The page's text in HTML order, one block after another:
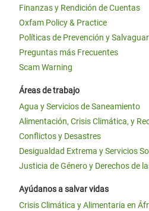
Finanzas y Rendición de Cuentas
Oxfam Policy & Practice
Políticas de Prevención y
Preguntas más Frecuentes
Scam Warning
Áreas de trabajo
Agua y Servicios de Saneamiento
Alimentación, Crisis Climática, y
Conflictos y Desastres
Desigualdad Extrema y Servicios
Justicia de Género y Derechos de
Ayúdanos a salvar vidas
Crisis Climática y Alimentaria en